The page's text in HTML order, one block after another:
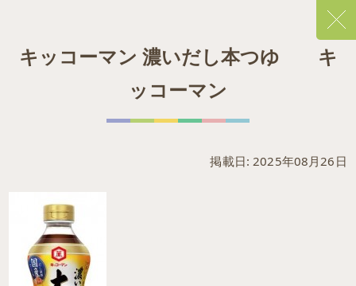
キッコーマン 濃いだし本つゆ キ
ッコーマン
掲載日: 2025年08月26日